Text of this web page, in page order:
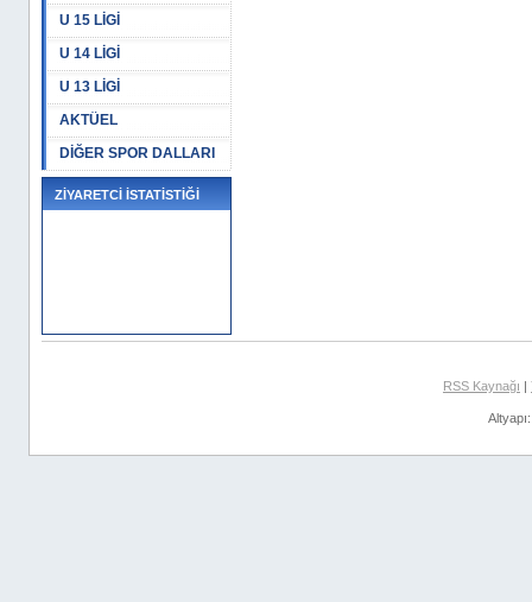
U 15 LİGİ
U 14 LİGİ
U 13 LİGİ
AKTÜEL
DİĞER SPOR DALLARI
ZİYARETCİ İSTATİSTİĞİ
RSS Kaynağı |